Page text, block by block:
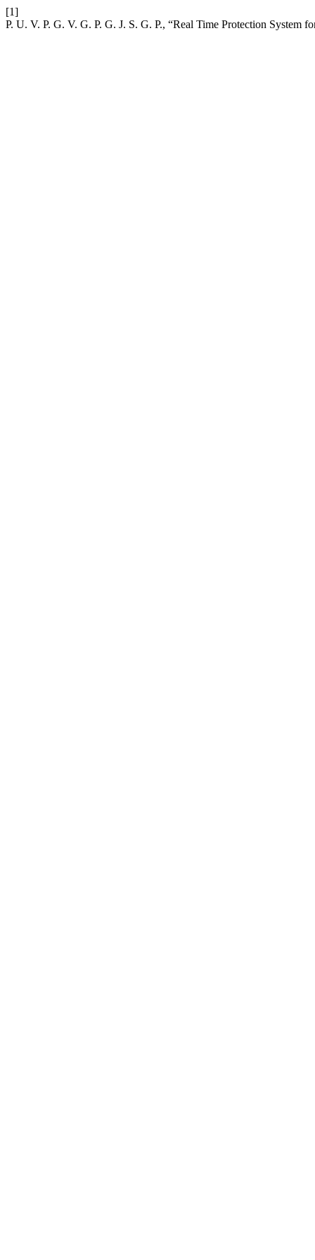
[1]
P. U. V. P. G. V. G. P. G. J. S. G. P., “Real Time Protection System